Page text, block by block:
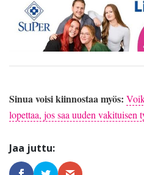
Sinua voisi kiinnostaa myös:
lopettaa, jos saa uuden vakituisen